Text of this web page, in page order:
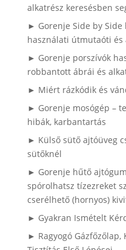
alkatrész keresésben
► Gorenje Side by
használati útmutaóti és
► Gorenje porszívók
robbantott ábrái és
► Miért rázkódik és
► Gorenje mosógép –
hibák, karbantartás
► Külső sütő ajtóüveg
sütőknél
► Gorenje hűtő
spórolhatsz tízezreket
cserélhető (hornyos)
► Gyakran Ismételt
► Ragyogó Gázfőzőlap,